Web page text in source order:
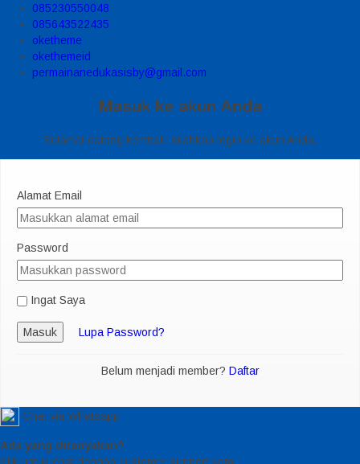
085230550048
085643522435
oketheme
okethemeid
permainanedukasisby@gmail.com
Masuk ke akun Anda
Selamat datang kembali, silahkan login ke akun Anda.
Alamat Email
Password
Ingat Saya
Masuk Lupa Password?
Belum menjadi member? Daftar
Chat via Whatsapp
Ada yang ditanyakan?